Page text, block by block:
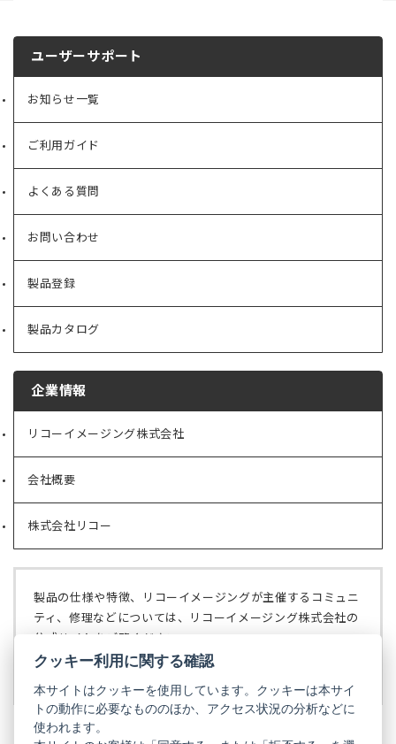
ユーザーサポート
お知らせ一覧
ご利用ガイド
よくある質問
お問い合わせ
製品登録
製品カタログ
企業情報
リコーイメージング株式会社
（新
タ
ブ
で
開
く）
会社概要
（新
タ
ブ
で
く）
株式会社リコー
（新
ブ
で
開
製品の仕様や特徴、リコーイメージングが主催するコミュニ
ティ、修理などについては、リコーイメージング株式会社の
公式サイトをご覧ください。
リコーイメージング株式会社の公式サイト
（新
し
い
タ
ブ
クッキー利用に関する確認
本サイトはクッキーを使用しています。クッキーは本サイ
トの動作に必要なもののほか、アクセス状況の分析などに
使われます。